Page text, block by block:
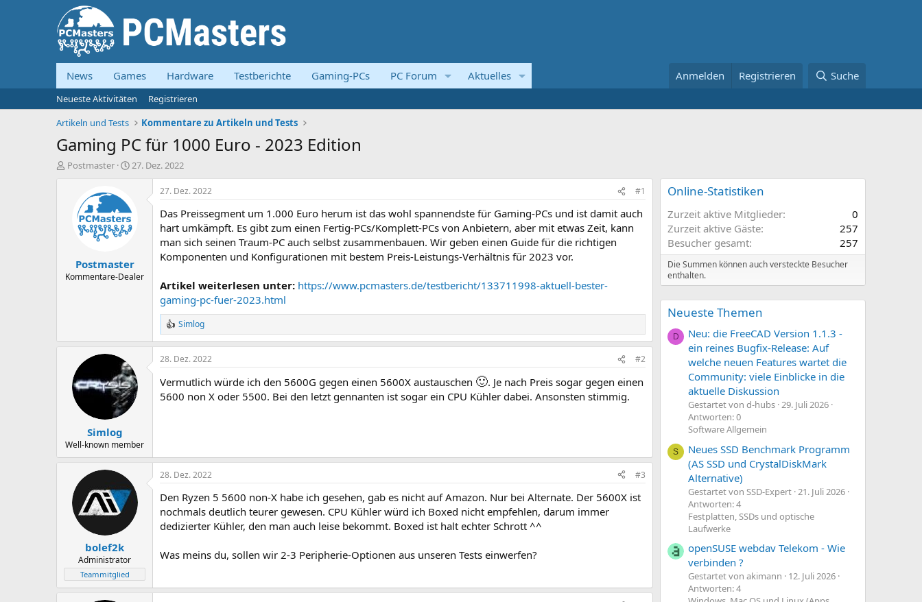
News Games Hardware Testberichte Gaming-PCs PC Forum Aktuelles Anmelden Registrieren Suche
Neueste Aktivitäten
Registrieren
Artikeln und Tests
Kommentare zu Artikeln und Tests
Gaming PC für 1000 Euro - 2023 Edition
E
Postmaster
E
e
l
a
m
27. Dez. 2022
Postmaster
Kommentare-Dealer
27. Dez. 2022 #1
Das Preissegment um 1.000 Euro herum ist das wohl spannendste für Gaming-PCs und ist damit auch
hart umkämpft. Es gibt zum einen Fertig-PCs/Komplett-PCs von Anbietern, aber mit etwas Zeit, kann
man sich seinen Traum-PC auch selbst zusammenbauen. Wir geben einen Guide für die richtigen
Komponenten und Konfigurationen mit bestem Preis-Leistungs-Verhältnis für 2023 vor.
Artikel weiterlesen unter: https://www.pcmasters.de/testbericht/133711998-aktuell-bester-
gaming-pc-fuer-2023.html
R
e
a
k
i
o
Simlog
Simlog
Well-known member
28. Dez. 2022 #2
Vermutlich würde ich den 5600G gegen einen 5600X austauschen 🙂. Je nach Preis sogar gegen einen
5600 non X oder 5500. Bei den letzt gennanten ist sogar ein CPU Kühler dabei. Ansonsten stimmig.
bolef2k
Administrator
Teammitglied
28. Dez. 2022 #3
Den Ryzen 5 5600 non-X habe ich gesehen, gab es nicht auf Amazon. Nur bei Alternate. Der 5600X ist
nochmals deutlich teurer gewesen. CPU Kühler würd ich Boxed nicht empfehlen, darum immer
dedizierter Kühler, den man auch leise bekommt. Boxed ist halt echter Schrott ^^
Was meins du, sollen wir 2-3 Peripherie-Optionen aus unseren Tests einwerfen?
Online-Statistiken
Zurzeit aktive Mitglieder
0
Zurzeit aktive Gäste
257
Besucher gesamt
257
Die Summen können auch versteckte Besucher
enthalten.
Neueste Themen
D
Neu: die FreeCAD Version 1.1.3 -
ein reines Bugfix-Release: Auf
welche neuen Features wartet die
Community: viele Einblicke in die
aktuelle Diskussion
Gestartet von d-hubs 29. Juli 2026
Antworten: 0
Software Allgemein
S
Neues SSD Benchmark Programm
(AS SSD und CrystalDiskMark
Alternative)
Gestartet von SSD-Expert 21. Juli 2026
Antworten: 4
Festplatten, SSDs und optische
Laufwerke
openSUSE webdav Telekom - Wie
verbinden ?
Gestartet von akimann
12. Juli 2026
Antworten: 4